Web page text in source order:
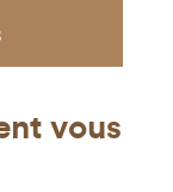
vous